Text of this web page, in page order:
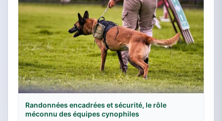
Randonnées encadrées et sécurité, le rôle
méconnu des équipes cynophiles